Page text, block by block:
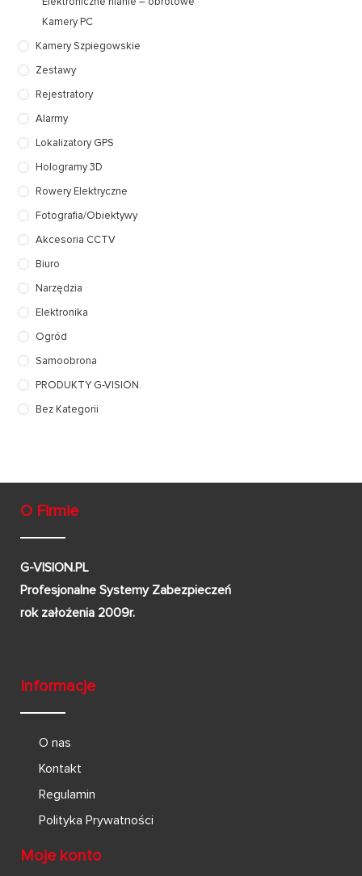
Kamery PC
Kamery Szpiegowskie
Zestawy
Rejestratory
Alarmy
Lokalizatory GPS
Hologramy 3D
Rowery Elektryczne
Fotografia/Obiektywy
Akcesoria CCTV
Biuro
Narzędzia
Elektronika
Ogród
Samoobrona
PRODUKTY G-VISION.
Bez Kategorii
O Firmie
G-VISION.PL
Profesjonalne Systemy Zabezpieczeń
rok założenia 2009r.
Informacje
O nas
Kontakt
Regulamin
Polityka Prywatności
Moje konto